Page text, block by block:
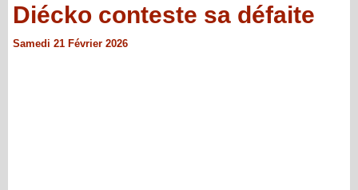
Diécko conteste sa défaite
Samedi 21 Février 2026